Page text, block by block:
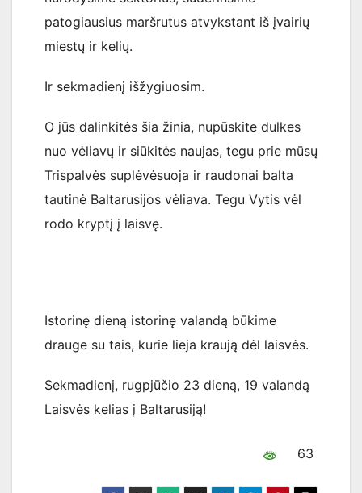
patogiausius maršrutus atvykstant iš įvairių
miestų ir kelių.
Ir sekmadienį išžygiuosim.
O jūs dalinkitės šia žinia, nupūskite dulkes
nuo vėliavų ir siūkitės naujas, tegu prie mūsų
Trispalvės suplėvėsuoja ir raudonai balta
tautinė Baltarusijos vėliava. Tegu Vytis vėl
rodo kryptį į laisvę.
Istorinę dieną istorinę valandą būkime
drauge su tais, kurie lieja kraują dėl laisvės.
Sekmadienį, rugpjūčio 23 dieną, 19 valandą
Laisvės kelias į Baltarusiją!
63